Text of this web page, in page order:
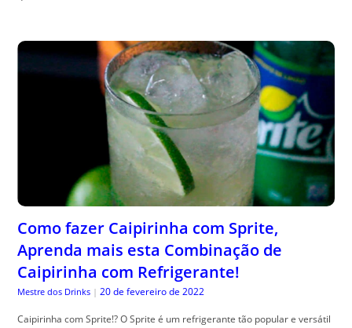
Como fazer Caipirinha com Sprite,
Aprenda mais esta Combinação de
Caipirinha com Refrigerante!
Mestre dos Drinks | 20 de fevereiro de 2022
Caipirinha com Sprite!? O Sprite é um refrigerante tão popular e versátil